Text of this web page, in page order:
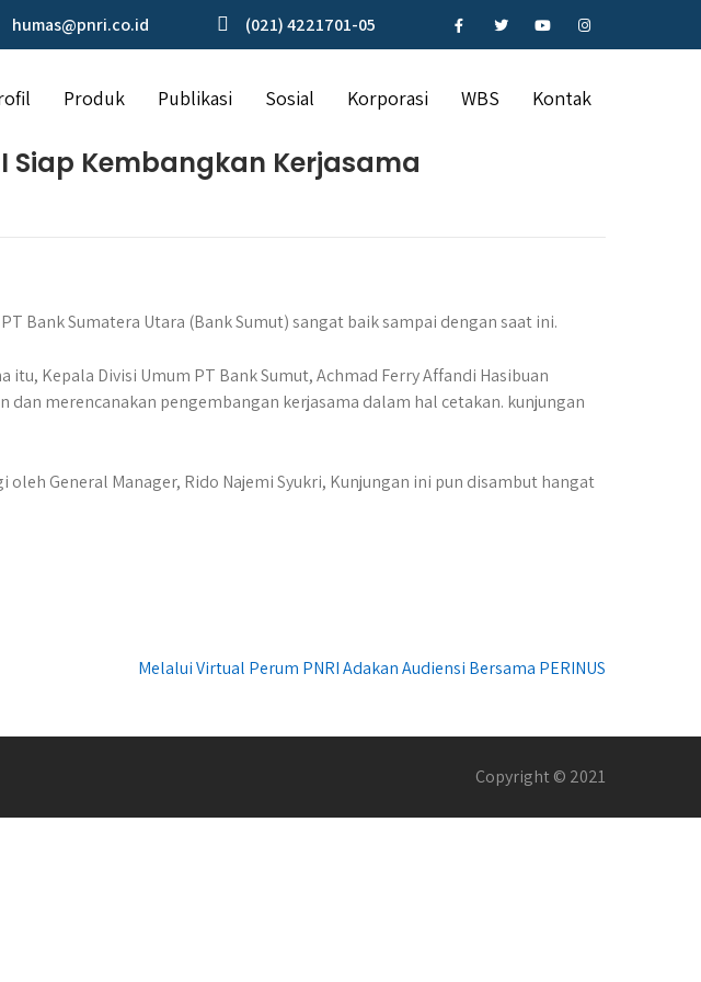
humas@pnri.co.id (021) 4221701-05
Produk Publikasi Sosial Korporasi WBS Kontak
Siap Kembangkan Kerjasama
Bank Sumatera Utara (Bank Sumut) sangat baik sampai dengan saat ini.
Kepala Divisi Umum PT Bank Sumut, Achmad Ferry Affandi Hasibuan
merencanakan pengembangan kerjasama dalam hal cetakan. kunjungan
General Manager, Rido Najemi Syukri, Kunjungan ini pun disambut hangat
Melalui Virtual Perum PNRI Adakan Audiensi Bersama PERINUS
Copyright © 2021